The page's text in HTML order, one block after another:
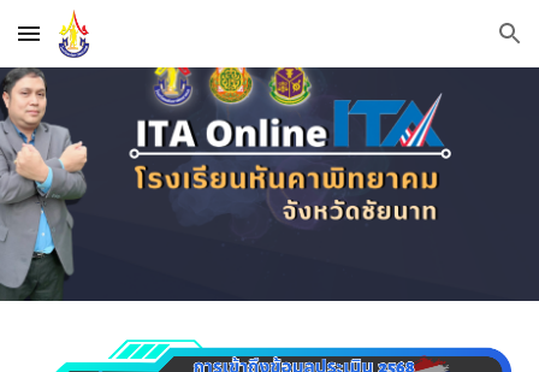
Skip to main content Skip to navigation